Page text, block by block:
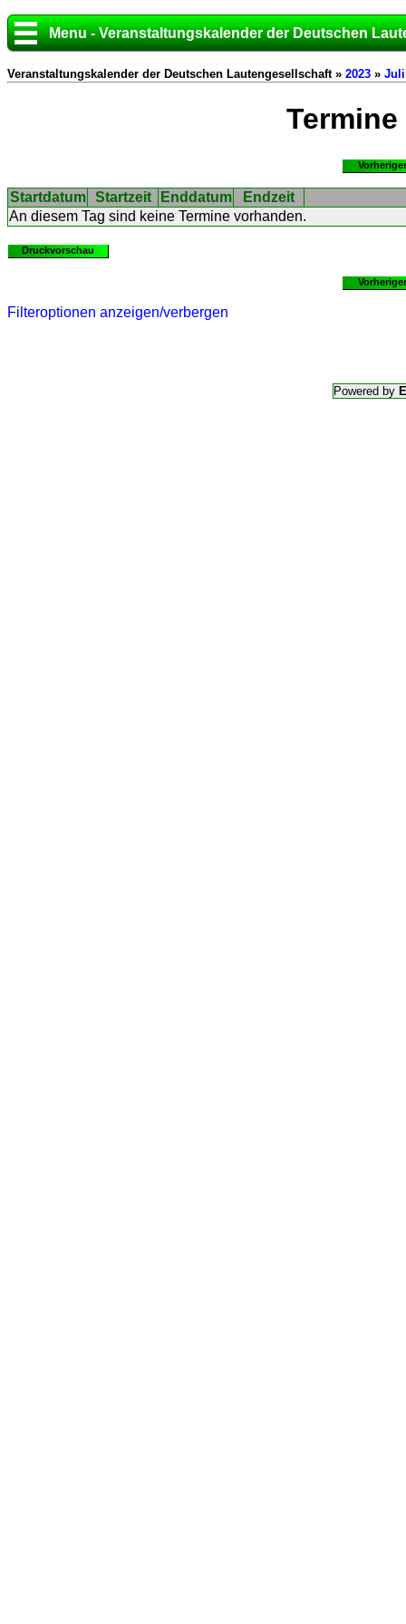
Menu - Veranstaltungskalender der Deutschen
Veranstaltungskalender der Deutschen Lautengesellschaft » 2023 » Juli
Termine
Startdatum Startzeit Enddatum
Endzeit
An diesem Tag sind keine Termine vorhanden.
Druckvorschau
Filteroptionen anzeigen/verbergen
Powered by